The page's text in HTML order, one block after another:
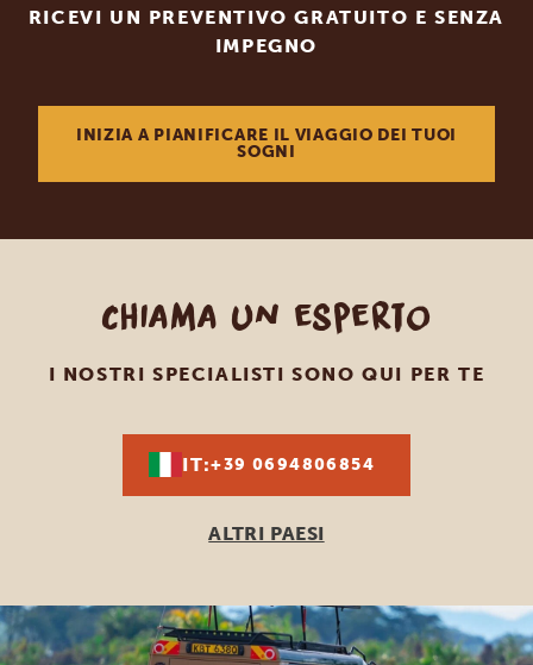
RICEVI UN PREVENTIVO GRATUITO E SENZA
IMPEGNO
INIZIA A PIANIFICARE IL VIAGGIO DEI TUOI
SOGNI
Chiama un esperto
I NOSTRI SPECIALISTI SONO QUI PER TE
IT:+39 0694806854
ALTRI PAESI